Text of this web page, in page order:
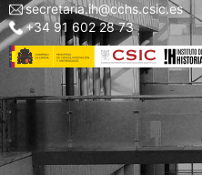
Pasar
al
contenido
Menu
top
left
secretaria.ih@cchs.csic.es
+34 91 602 28 73